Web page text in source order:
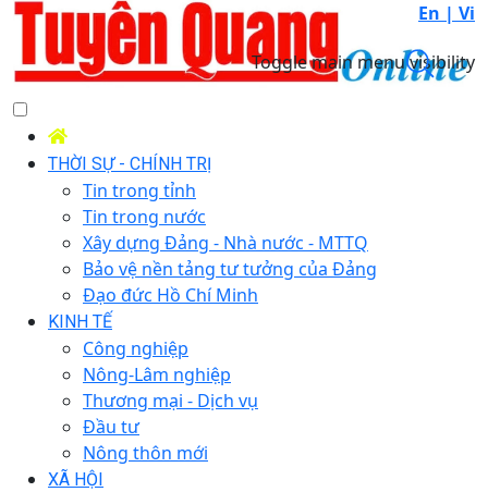
En | Vi
Toggle main menu visibility
THỜI SỰ - CHÍNH TRỊ
Tin trong tỉnh
Tin trong nước
Xây dựng Đảng - Nhà nước - MTTQ
Bảo vệ nền tảng tư tưởng của Đảng
Đạo đức Hồ Chí Minh
KINH TẾ
Công nghiệp
Nông-Lâm nghiệp
Thương mại - Dịch vụ
Đầu tư
Nông thôn mới
XÃ HỘI